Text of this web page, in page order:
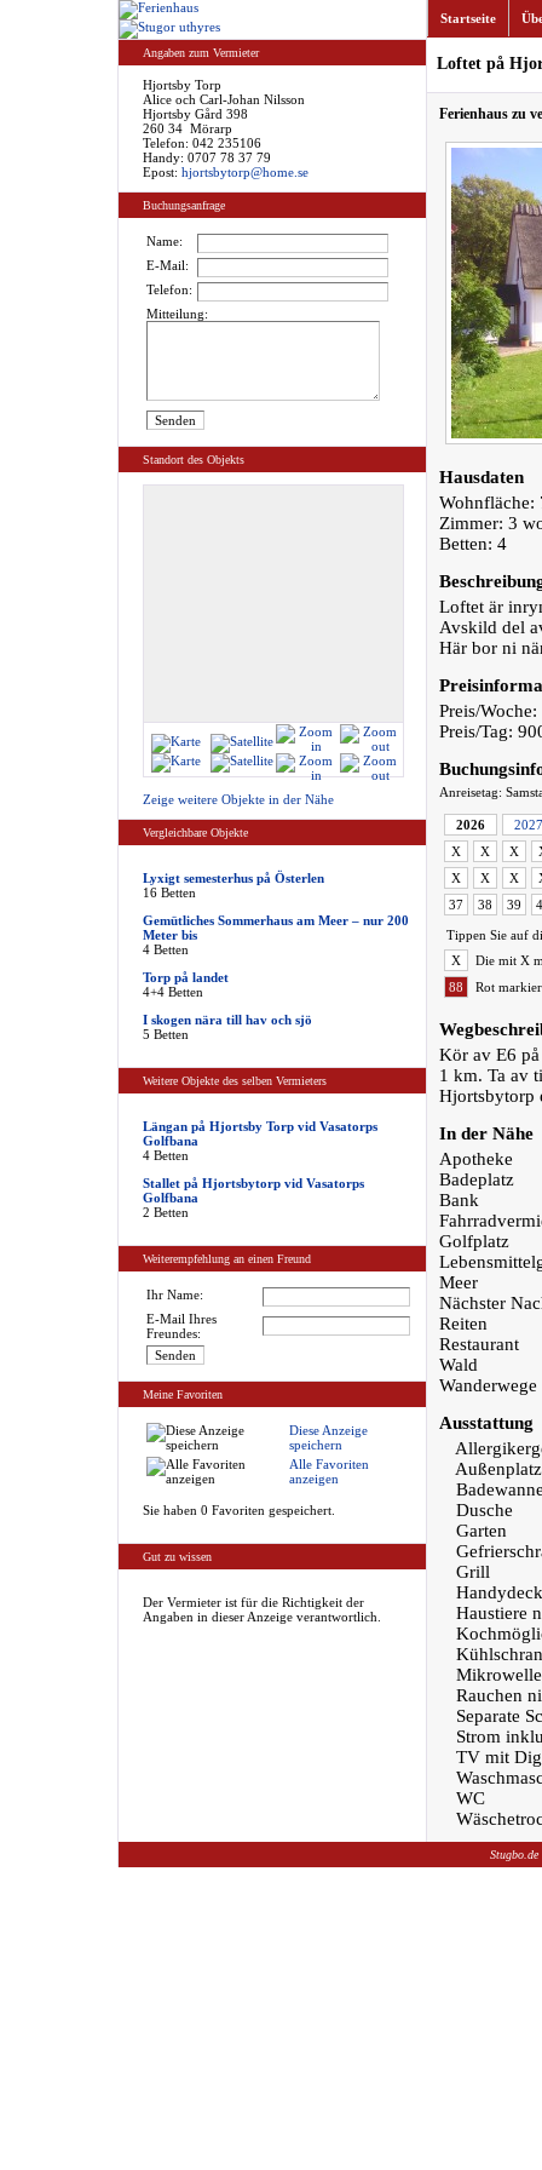
Angaben zum Vermieter
Hjortsby Torp
Alice och Carl-Johan Nilsson
Hjortsby Gård 398
260 34 Mörarp
Telefon: 042 235106
Handy: 0707 78 37 79
Epost: hjortsbytorp@home.se
Buchungsanfrage
Name:
E-Mail:
Telefon:
Mitteilung:
Standort des Objekts
Zeige weitere Objekte in der Nähe
Vergleichbare Objekte
Lyxigt semesterhus på Österlen
16 Betten
Gemütliches Sommerhaus am Meer – nur 200
Meter bis
4 Betten
Torp på landet
4+4 Betten
I skogen nära till hav och sjö
5 Betten
Weitere Objekte des selben Vermieters
Längan på Hjortsby Torp vid Vasatorps
Golfbana
4 Betten
Stallet på Hjortsbytorp vid Vasatorps
Golfbana
2 Betten
Weiterempfehlung an einen Freund
Ihr Name:
E-Mail Ihres
Freundes:
Meine Favoriten
Diese Anzeige
speichern
Alle Favoriten
anzeigen
Sie haben 0 Favoriten gespeichert.
Gut zu wissen
Der Vermieter ist für die Richtigkeit der
Angaben in dieser Anzeige verantwortlich.
Startseite
Loftet på
Ferienhaus zu
Hausdaten
Wohnfläche:
Zimmer: 3
Betten: 4
Loftet är
Avskild del
Här bor ni
Preis/
Preis/Tag:
Anreisetag:
2026
2027
X
X X
X
X X
37
38 39
Tippen Sie auf
X
Die mit X
88
Rot
Kör av E6
1 km. Ta av
Hjortsbytorp
In der Nähe
Apotheke
Badeplatz
Bank
Golfplatz
Meer
Nächster
Reiten
Restaurant
Wald
Wanderwege
Ausstattung
Dusche
Garten
Grill
Haustiere
Mikrowelle
Rauchen
Separate
Strom
TV mit
WC